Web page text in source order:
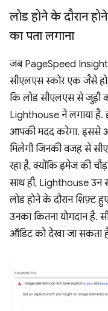
लोड होने के दौरान
का पता लगाना
जब PageSpeed
सीएलएस स्कोर एक जैसे
कि लोड सीएलएस से जुड़ी
Lighthouse ने लगाया
आपकी मदद करेगा. इससे
मिलेगी जिनकी वजह से
रहा है, क्योंकि इमेज की
साथ ही, Lighthouse उन
लोड होने के दौरान शिफ़्ट
उनका कितना योगदान
ऑडिट को देखा जा सकता